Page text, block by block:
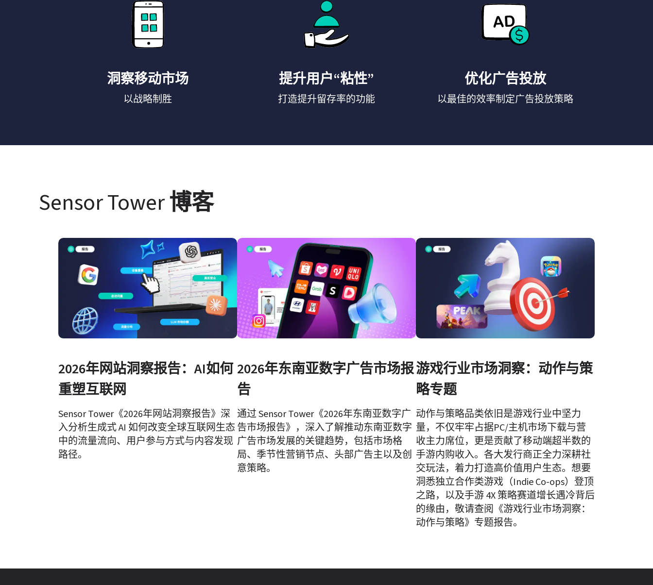
洞察移动市场
以战略制胜
提升用户“粘性”
打造提升留存率的功能
优化广告投放
以最佳的效率制定广告投放策略
Sensor Tower 博客
2026年网站洞察报告：AI如何
重塑互联网
Sensor Tower《2026年网站洞察报告》深
入分析生成式 AI 如何改变全球互联网生态
中的流量流向、用户参与方式与内容发现
路径。
2026年东南亚数字广告市场报
告
通过 Sensor Tower《2026年东南亚数字广
告市场报告》，深入了解推动东南亚数字
广告市场发展的关键趋势，包括市场格
局、季节性营销节点、头部广告主以及创
意策略。
游戏行业市场洞察：动作与策
略专题
动作与策略品类依旧是游戏行业中坚力
量，不仅牢牢占据PC/主机市场下载与营
收主力席位，更是贡献了移动端超半数的
手游内购收入。各大发行商正全力深耕社
交玩法，着力打造高价值用户生态。想要
洞悉独立合作类游戏（Indie Co-ops）登顶
之路，以及手游 4X 策略赛道增长遇冷背后
的缘由，敬请查阅《游戏行业市场洞察：
动作与策略》专题报告。